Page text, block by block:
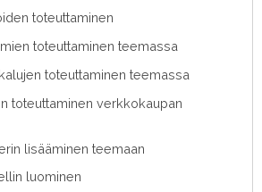
toteuttaminen
toteuttaminen teemassa
toteuttaminen teemassa
toteuttaminen verkkokaupan
lisääminen teemaan
luominen